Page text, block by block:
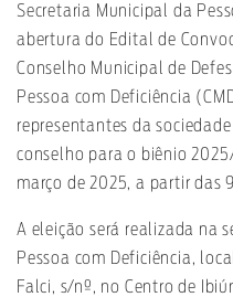
Secretaria Municipal da
abertura do Edital de
Conselho Municipal de
Pessoa com Deficiência
representantes da
conselho para o biênio
março de 2025, a partir das
A eleição será realizada na
Pessoa com Deficiência,
Falci, s/nº, no Centro de